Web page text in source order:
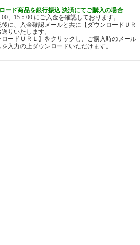
ード商品を銀行振込 決済にてご購入の場合
、15：00 にご入金を確認しております。
後に、入金確認メールと共に【ダウンロードＵＲ
りいたします。
ロードＵＲＬ】をクリックし、ご購入時のメール
入力の上ダウンロードいただけます。